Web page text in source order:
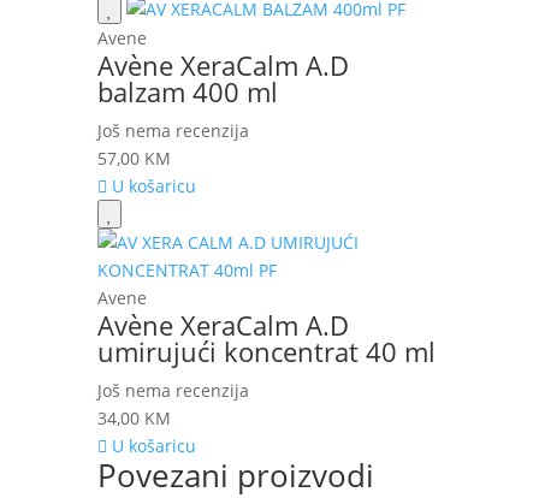
Avene
Avène XeraCalm A.D
balzam 400 ml
Još nema recenzija
57,00 KM
U košaricu
Avene
Avène XeraCalm A.D
umirujući koncentrat 40 ml
Još nema recenzija
34,00 KM
U košaricu
Povezani proizvodi